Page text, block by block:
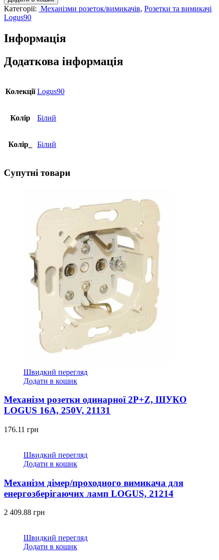
LOGUS
10АХ,
250V
підсвіткою,
21012
TBR
Категорії: Механізми розеток/вимикачів, Розетки та вимикачі
Logus90
Інформація
Додаткова інформація
Колекції Logus90
Колір Білий
Колір_ Білий
Супутні товари
Швидкий перегляд
Додати в кошик
Механізм розетки одинарної 2P+Z, ШУКО
LOGUS 16А, 250V, 21131
176.11 грн
Швидкий перегляд
Додати в кошик
Механізм дімер/проходного вимикача для
енергозберігаючих ламп LOGUS, 21214
2 409.88 грн
Швидкий перегляд
Додати в кошик